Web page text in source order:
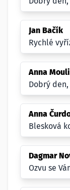
Jan Bačík
Rychlé
Anna
Dobrý
Anna
Blesková
Dagmar
Ozvu se